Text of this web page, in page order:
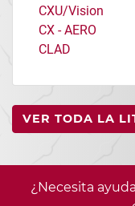
CXU/Vision
CX - AERO
CLAD
VER TODA LA
¿Necesita